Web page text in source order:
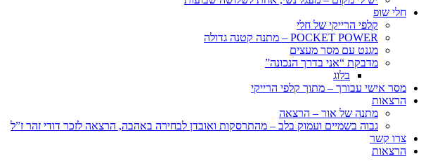
חלי שופ
קלפי הרייקי של חלי
POCKET POWER – מתנה קטנה גדולה
מגנט עם מסר מעצים
מדבקת “אני בדרך הנכונה”
בלוג
מסר אישי עבורך – מתוך קלפי הרייקי
הרצאות
מתנה של אור – הרצאה
גבוה בשמיים ועמוק בלב – מהתרסקות ואובדן לבחירה באהבה, הרצאה לזכר דודי זהר ז”ל
צרו קשר
הרצאות